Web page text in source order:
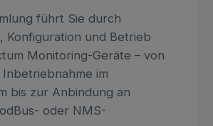
führt Sie durch
Konfiguration und Betrieb
Monitoring-Geräte – von
im
bis zur Anbindung an
oder NMS-